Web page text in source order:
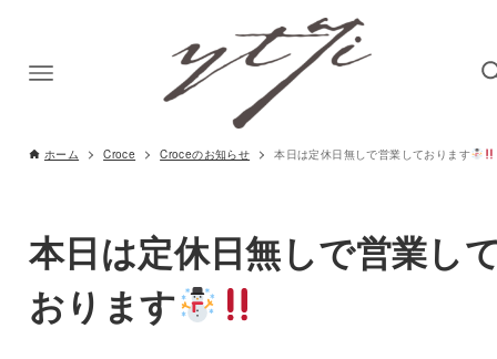
ホーム Croce Croceのお知らせ 本日は定休日無しで営業しております
本日は定休日無しで営業し
おります